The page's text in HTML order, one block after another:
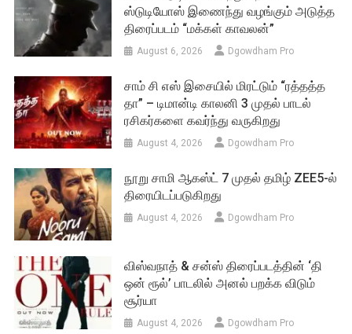
ஸ்டுடியோஸ் இணைந்து வழங்கும் அடுத்த
திரைப்படம் “மக்கள் காவலன்”
August 6, 2026 Dgowdham Pro
சாம் சி எஸ் இசையில் மிரட்டும் “ரத்தத்த
தா” – டிமான்டி காலனி 3 முதல் பாடல்
ரசிகர்களை கவர்ந்து வருகிறது
August 4, 2026 Dgowdham Pro
நூறு சாமி ஆகஸ்ட் 7 முதல் தமிழ் ZEE5-ல்
திரையிடப்படுகிறது
August 4, 2026 Dgowdham Pro
விஸ்வநாத் & சன்ஸ் திரைப்படத்தின் ‘தி
ஒன் ரூல்’ பாடலில் அனல் பறக்க விடும்
சூர்யா
August 4, 2026 Dgowdham Pro